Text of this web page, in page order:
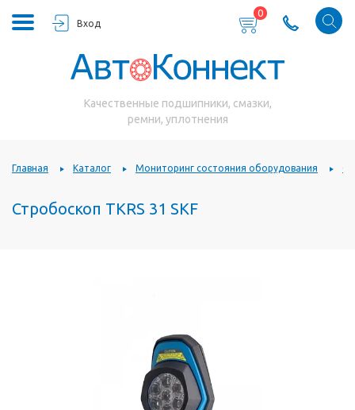
Вход
0
Качественные подшипники, смазки,
ремни, уплотнения
Главная Каталог Мониторинг состояния оборудования
Стробоскоп TKRS 31 SKF